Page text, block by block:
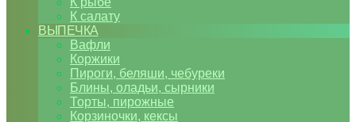
К салату
ВЫПЕЧКА
Вафли
Коржики
Пироги, беляши, чебуреки
Блины, оладьи, сырники
Торты, пирожные
Корзиночки, кексы